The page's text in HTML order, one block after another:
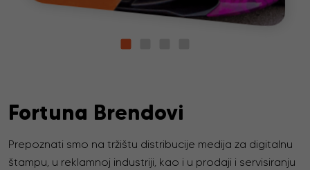
Fortuna Brendovi
Prepoznati smo na tržištu distribucije medija za digitalnu
štampu, u reklamnoj industriji, kao i u prodaji i servisiranju